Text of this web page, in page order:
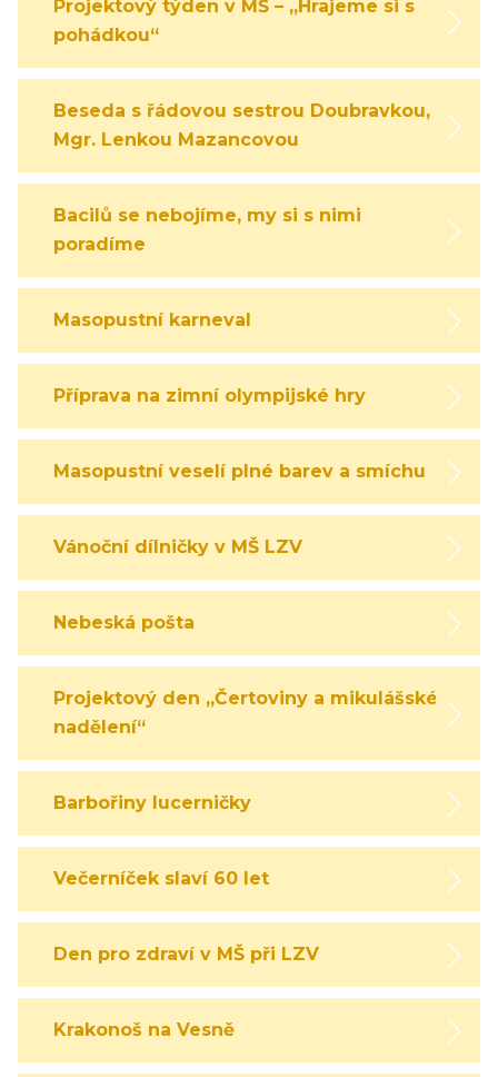
Projektový týden v MŠ – „Hrajeme si s
pohádkou“
Beseda s řádovou sestrou Doubravkou,
Mgr. Lenkou Mazancovou
Bacilů se nebojíme, my si s nimi
poradíme
Masopustní karneval
Příprava na zimní olympijské hry
Masopustní veselí plné barev a smíchu
Vánoční dílničky v MŠ LZV
Nebeská pošta
Projektový den „Čertoviny a mikulášské
nadělení“
Barbořiny lucerničky
Večerníček slaví 60 let
Den pro zdraví v MŠ při LZV
Krakonoš na Vesně